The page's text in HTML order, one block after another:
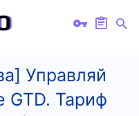
Управляй
GTD. Тариф